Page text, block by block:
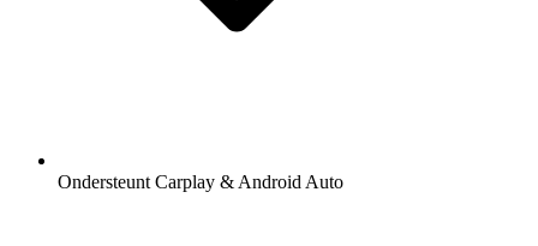
Ondersteunt Carplay & Android Auto